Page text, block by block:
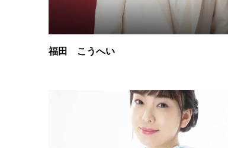
福田 こうへい